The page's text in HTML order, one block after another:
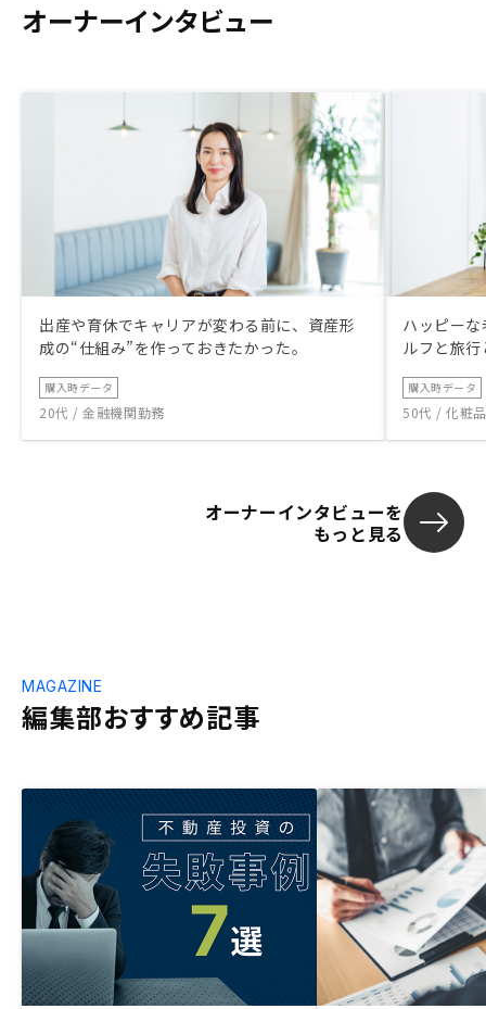
オーナーインタビュー
出産や育休でキャリアが変わる前に、資産形
成の“仕組み”を作っておきたかった。
購入時データ
20代 / 金融機関勤務
ハッピー
ルフと旅
購入時データ
50代 / 化粧
オーナーインタビューを
もっと見る
編集部おすすめ記事
MAGAZINE